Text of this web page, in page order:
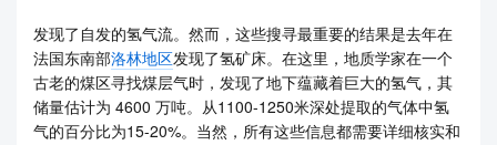
发现了自发的氢气流。然而，这些搜寻最重要的结果是去年在
法国东南部洛林地区发现了氢矿床。在这里，地质学家在一个
古老的煤区寻找煤层气时，发现了地下​​蕴藏着巨大的氢气，其
储量估计为 4600 万吨。从1100-1250米深处提取的气体中氢
气的百分比为15-20%。当然，所有这些信息都需要详细核实和